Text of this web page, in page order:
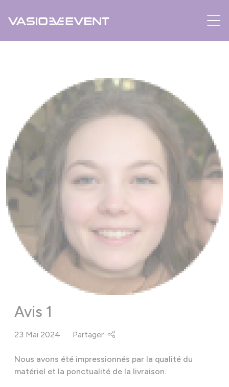
Avis 1
23 Mai 2024 Partager
Nous avons été impressionnés par la qualité du
matériel et la ponctualité de la livraison.